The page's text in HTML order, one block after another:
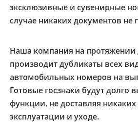
эксклюзивные и сувенирные
случае никаких документов не
Наша компания на протяжении
производит дубликаты всех
автомобильных номеров на
Готовые госзнаки будут долго
функции, не доставляя никаких
эксплуатации и уходе.